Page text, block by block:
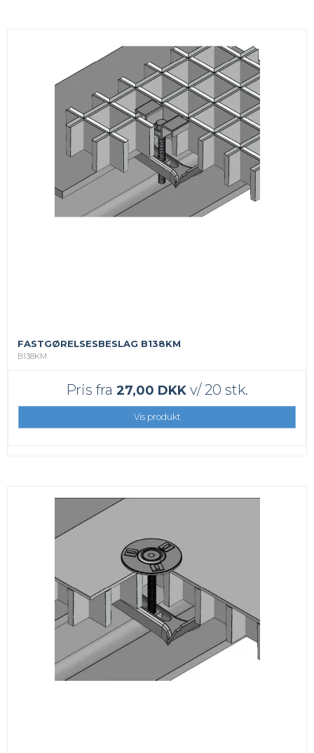
FASTGØRELSESBESLAG B138KM
B138KM
Pris fra 27,00 DKK v/ 20 stk.
Vis produkt